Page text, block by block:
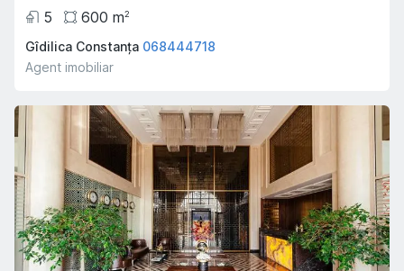
5
600 m2
Gîdilica Constanța 068444718
Agent imobiliar